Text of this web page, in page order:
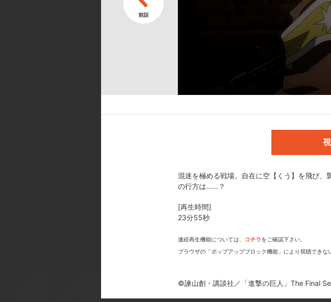
エレン・イェーガー:梶 裕貴／ミカサ・アッカーマン:石川由依／
リア・レイス:三上枝織／ジャン・キルシュタイン:谷山紀章／ア
璐美／リヴァイ・アッカーマン:神谷浩史／ジーク・イェーガー:
祐、秋田学／演出チーフ:宍戸淳／エフェクト作画監督:酒井智史
CG監督:奥納基、池田昴／撮影監督:浅川茂輝／編集:吉武将人／音
©諫山創・講談社／「進撃の巨人」The Final Season製作委員会
混迷を極める戦場。自在に空【くう】を飛び
の行方は……？
[再生時間]
23分55秒
連続再生機能については、 コチラをご確認下さい。
ブラウザの「ポップアップブロック機能」により視聴できな
©諫山創・講談社／「進撃の巨人」The Final